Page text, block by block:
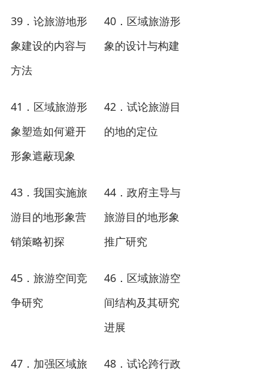
39 ．论旅游地形
象建设的内容与
方法
40 ．区域旅游形
象的设计与构建
41 ．区域旅游形
象塑造如何避开
形象遮蔽现象
42 ．试论旅游目
的地的定位
43 ．我国实施旅
游目的地形象营
销策略初探
44 ．政府主导与
旅游目的地形象
推广研究
45 ． 旅游空间竞
争研究
46 ． 区域旅游空
间结构及其研究
进展
47 ．加强区域旅 48 ．试论跨行政